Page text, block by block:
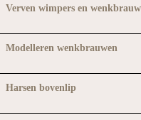
Verven wimpers en
Modelleren wenkbrauwen
Harsen bovenlip